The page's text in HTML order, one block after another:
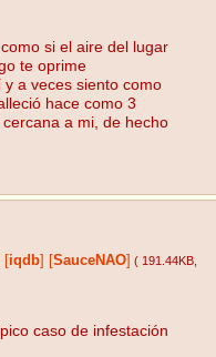
si el aire del lugar
te oprime
a veces siento como
hace como 3
a mi, de hecho
iqdb SauceNAO ( 191.44KB
caso de infestación